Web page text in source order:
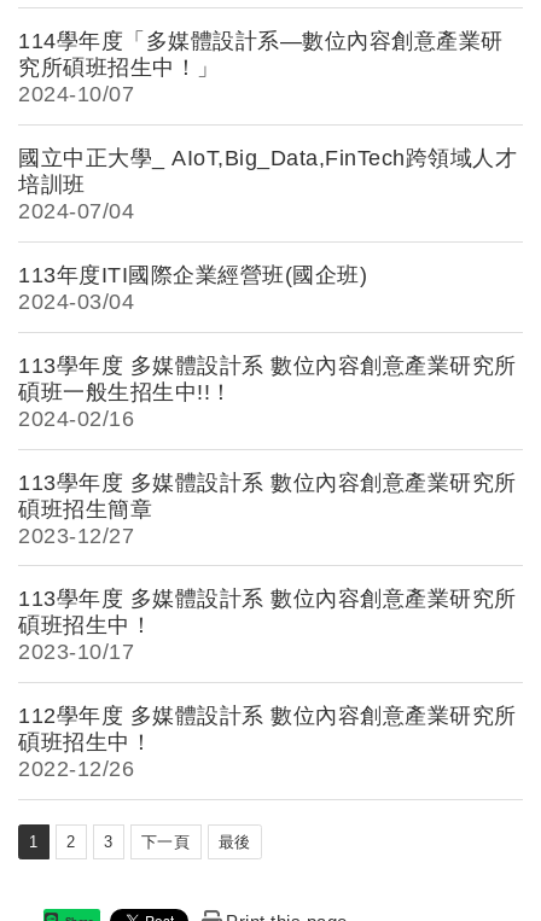
114學年度「多媒體設計系―數位內容創意產業研
究所碩班招生中！」
2024-10/07
國立中正大學_ AIoT,Big_Data,FinTech跨領域人才
培訓班
2024-07/04
113年度ITI國際企業經營班(國企班)
2024-03/04
113學年度 多媒體設計系 數位內容創意產業研究所
碩班一般生招生中!!！
2024-02/16
113學年度 多媒體設計系 數位內容創意產業研究所
碩班招生簡章
2023-12/27
113學年度 多媒體設計系 數位內容創意產業研究所
碩班招生中！
2023-10/17
112學年度 多媒體設計系 數位內容創意產業研究所
碩班招生中！
2022-12/26
1 2 3 下一頁 最後